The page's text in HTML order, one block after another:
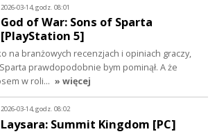
2026-03-14, godz. 08:01
God of War: Sons of Sparta
[PlayStation 5]
na branżowych recenzjach i opiniach graczy,
prawdopodobnie bym pominął. A że
w roli… » więcej
2026-03-14, godz. 08:02
Laysara: Summit Kingdom [PC]